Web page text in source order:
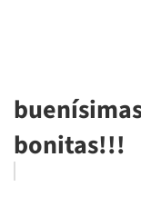
bonitas!!!